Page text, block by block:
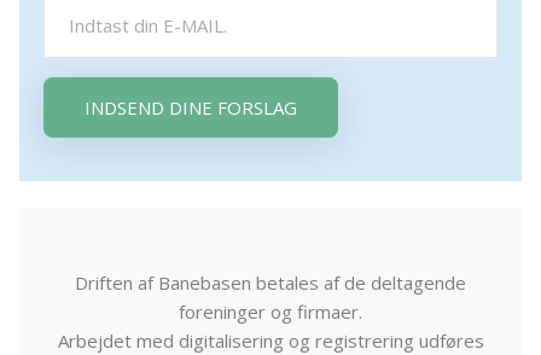
INDSEND DINE FORSLAG
Driften af Banebasen betales af de deltagende
foreninger og firmaer.
Arbejdet med digitalisering og registrering udføres